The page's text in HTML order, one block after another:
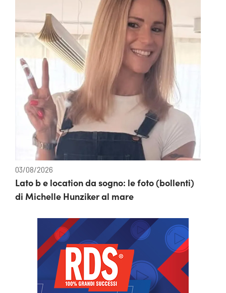
03/08/2026
Lato b e location da sogno: le foto (bollenti)
di Michelle Hunziker al mare